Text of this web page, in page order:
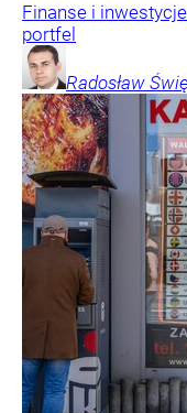
Finanse i inwestycje
portfel
Radosław